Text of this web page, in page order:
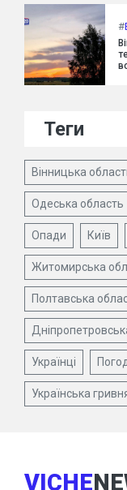
#
Теги
Вінницька
Одеська область
Опади Київ
Житомирська
Полтавська
Українці
Українська
VICHE